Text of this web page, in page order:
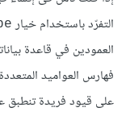
التفرّد باستخدام خيار
العمودين في قاعدة
فهارس العواميد
على قيود فريدة تنطبق